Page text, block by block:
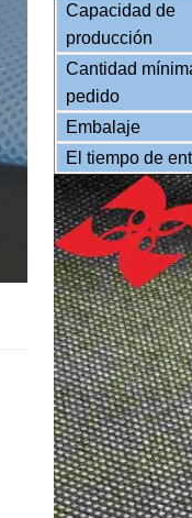
Capacidad de
producción
Cantidad
pedido
Embalaje
El tiempo de